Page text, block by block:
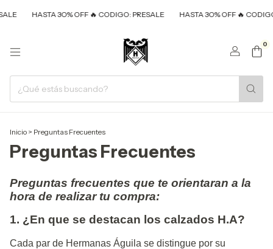
HASTA 3O% OFF 🔥 CODIGO: PRESALE HASTA 3O% OFF 🔥 CODIGO:
0
Inicio > Preguntas Frecuentes
Preguntas Frecuentes
Preguntas frecuentes que te orientaran a la
hora de realizar tu compra:
1. ¿En que se destacan los calzados H.A?
Cada par de Hermanas Águila se distingue por su